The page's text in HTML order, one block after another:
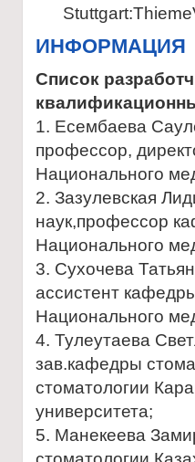
ИНФОРМАЦИЯ
Список
1. Есембаева
профессор,
Национального
2. Зазулевская
наук,профессор
Национального
3. Сухочева
ассистент
Национального
4. Тулеутаева
зав.кафедры
стоматологии
университета;
5. Манекеева